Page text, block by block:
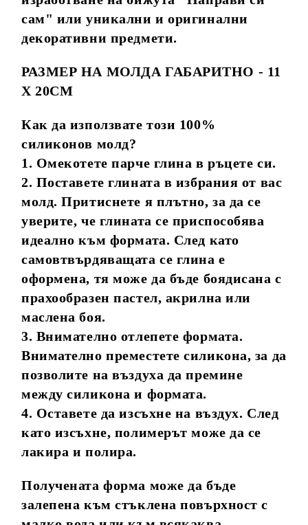
сам" или уникални и оригинални
декоративни предмети.
РАЗМЕР НА МОЛДА ГАБАРИТНО - 11
Х 20СМ
Как да използвате този 100%
силиконов молд?
1. Омекотете парче глина в ръцете си.
2. Поставете глината в избрания от вас
молд. Притиснете я плътно, за да се
уверите, че глината се приспособява
идеално към формата. След като
самовтвърдяващата се глина е
оформена, тя може да бъде боядисана с
прахообразен пастел, акрилна или
маслена боя.
3. Внимателно отлепете формата.
Внимателно преместете силикона, за да
позволите на въздуха да премине
между силикона и формата.
4. Оставете да изсъхне на въздух. След
като изсъхне, полимерът може да се
лакира и полира.
Получената форма може да бъде
залепена към стъклена повърхност с